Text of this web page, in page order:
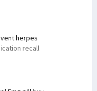
herpes
recall